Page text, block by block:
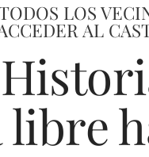
LOS
AL